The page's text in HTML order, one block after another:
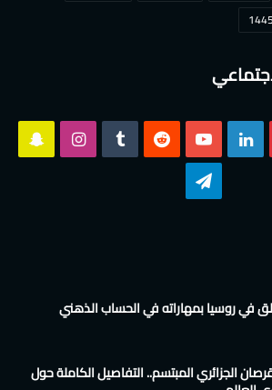
بينتيريست لينكدإن ‫YouTube انستقرام
في روسيا بمهاراته في الحساب الذهني
الجزائري المبتسم.. التفاصيل الكاملة حول